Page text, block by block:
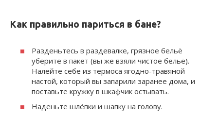
Как правильно париться в бане?
Разденьтесь в раздевалке, грязное бельё
уберите в пакет (вы же взяли чистое бельё).
Налейте себе из термоса ягодно-травяной
настой, который вы запарили заранее дома, и
поставьте кружку в шкафчик остывать.
Наденьте шлёпки и шапку на голову.